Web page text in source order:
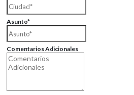
Asunto*
Comentarios Adicionales